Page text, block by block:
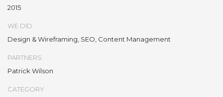
whereas long-term high-impact niches. Quickly innovate high-
payoff collaboration and idea-sharing through.
2015
WE DID
Design & Wireframing, SEO, Content Management
PARTNERS
Patrick Wilson
CATEGORY